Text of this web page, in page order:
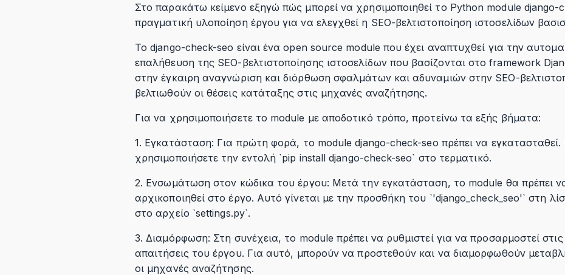
Στο παρακάτω κείμενο εξηγώ πώς μπορεί να χρησιμοποιηθεί το Python module django-
πραγματική υλοποίηση έργου για να ελεγχθεί η SEO-βελτιστοποίηση ιστοσελίδων
Το django-check-seo είναι ένα open source module που έχει αναπτυχθεί για την
επαλήθευση της SEO-βελτιστοποίησης ιστοσελίδων που βασίζονται στο framework
στην έγκαιρη αναγνώριση και διόρθωση σφαλμάτων και αδυναμιών στην SEO-
βελτιωθούν οι θέσεις κατάταξης στις μηχανές αναζήτησης.
Για να χρησιμοποιήσετε το module με αποδοτικό τρόπο, προτείνω τα εξής βήματα:
1. Εγκατάσταση: Για πρώτη φορά, το module django-check-seo πρέπει να εγκατασταθεί.
χρησιμοποιήσετε την εντολή `pip install django-check-seo` στο τερματικό.
2. Ενσωμάτωση στον κώδικα του έργου: Μετά την εγκατάσταση, το module θα πρέπει
αρχικοποιηθεί στο έργο. Αυτό γίνεται με την προσθήκη του `'django_check_seo'` στη
στο αρχείο `settings.py`.
3. Διαμόρφωση: Στη συνέχεια, το module πρέπει να ρυθμιστεί για να προσαρμοστεί στις
απαιτήσεις του έργου. Για αυτό, μπορούν να προστεθούν και να διαμορφωθούν
οι μηχανές αναζήτησης.